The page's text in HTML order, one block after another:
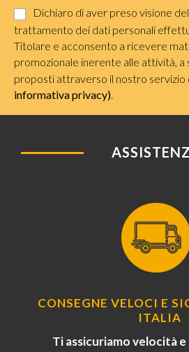
Dichiaro di aver preso visione
trattamento dei dati personali
Titolare e acconsento a ricevere
promozionale inerente alle attività, a
proposti attraverso il nostro
informativa privacy)
CONSEGNE VELOCI E
ITALIA
Ti assicuriamo velocità